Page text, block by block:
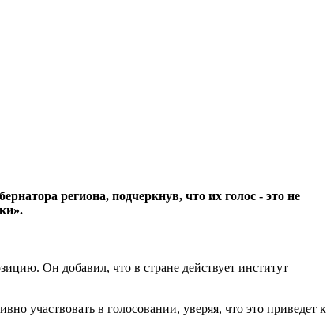
региона, подчеркнув, что их голос - это не
Он добавил, что в стране действует институт
участвовать в голосовании, уверяя, что это приведет к